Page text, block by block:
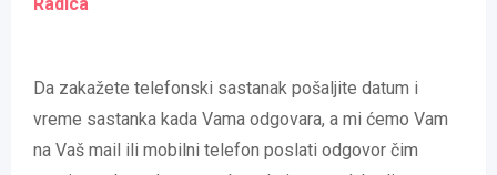
Da zakažete telefonski sastanak pošaljite datum i
vreme sastanka kada Vama odgovara, a mi ćemo Vam
na Vaš mail ili mobilni telefon poslati odgovor čim